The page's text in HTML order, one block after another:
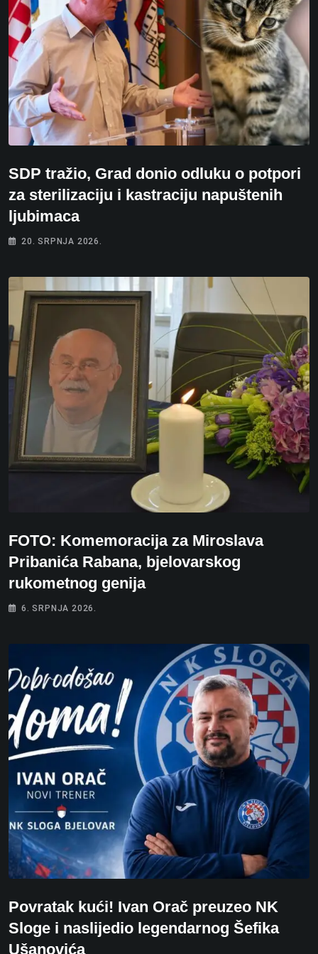
SDP tražio, Grad donio odluku o potpori
za sterilizaciju i kastraciju napuštenih
ljubimaca
20. SRPNJA 2026.
FOTO: Komemoracija za Miroslava
Pribanića Rabana, bjelovarskog
rukometnog genija
6. SRPNJA 2026.
Povratak kući! Ivan Orač preuzeo NK
Sloge i naslijedio legendarnog Šefika
Ušanovića